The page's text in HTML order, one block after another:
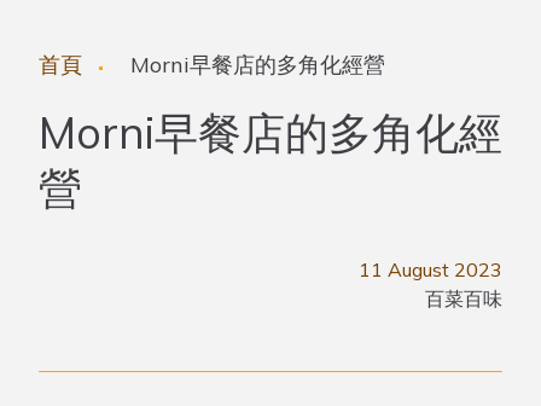
首頁 Morni早餐店的多角化經營
Morni早餐店的多角化經
營
11 August 2023
百菜百味